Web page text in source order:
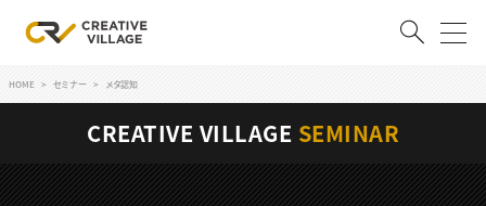
ログイン 会員登録
HOME セミナー メタ認知
CREATIVE VILLAGE SEMINAR